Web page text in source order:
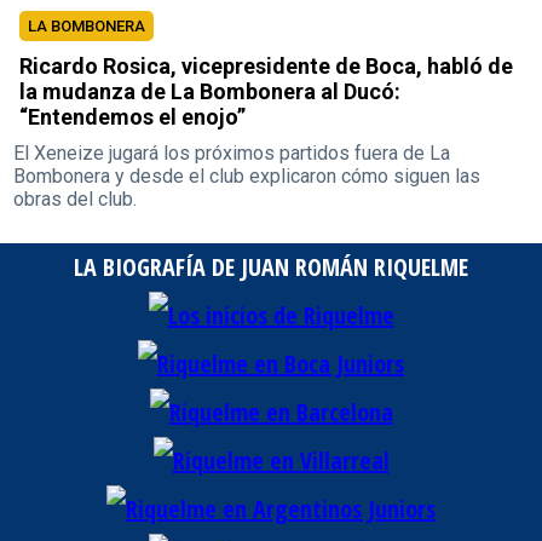
LA BOMBONERA
Ricardo Rosica, vicepresidente de Boca, habló de
la mudanza de La Bombonera al Ducó:
“Entendemos el enojo”
El Xeneize jugará los próximos partidos fuera de La
Bombonera y desde el club explicaron cómo siguen las
obras del club.
LA BIOGRAFÍA DE JUAN ROMÁN RIQUELME